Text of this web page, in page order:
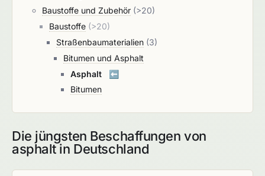
Baustoffe und Zubehör (>20)
Baustoffe (>20)
Straßenbaumaterialien (3)
Bitumen und Asphalt
Asphalt
⬅️
Bitumen
Die jüngsten Beschaffungen von
asphalt in Deutschland